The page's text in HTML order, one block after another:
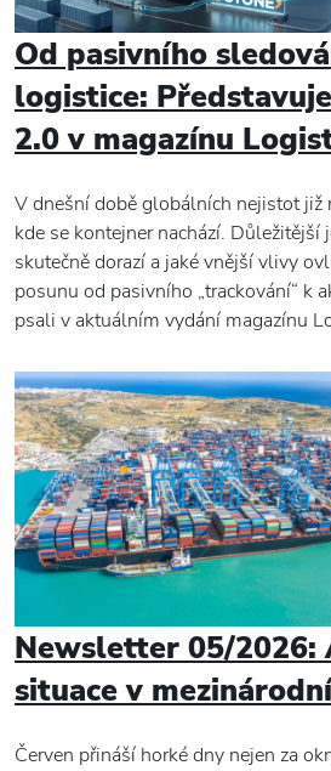
Od pasivního
logistice:
2.0 v magazínu
V dnešní době globálních nejistot již
kde se kontejner nachází. Důležitější
skutečně dorazí a jaké vnější vlivy
posunu od pasivního „trackování“ k
psali v aktuálním vydání magazínu
Newsletter 05/
situace v
Červen přináší horké dny nejen za